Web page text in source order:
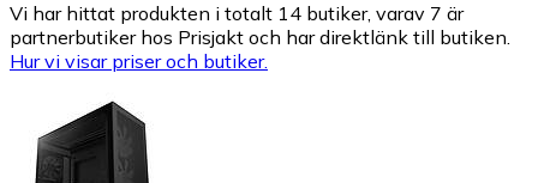
Vi har hittat produkten i totalt 14 butiker, varav 7 är
partnerbutiker hos Prisjakt och har direktlänk till butiken.
Hur vi visar priser och butiker.